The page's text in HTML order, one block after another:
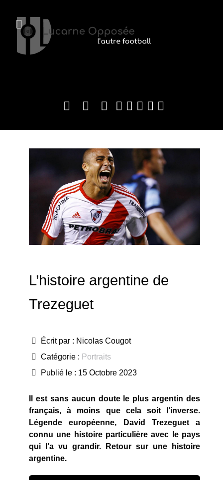
L’histoire argentine de
Trezeguet
Écrit par : Nicolas Cougot
Catégorie : Portraits
Publié le : 15 Octobre 2023
Il est sans aucun doute le plus argentin des
français, à moins que cela soit l’inverse.
Légende européenne, David Trezeguet a
connu une histoire particulière avec le pays
qui l’a vu grandir. Retour sur une histoire
argentine.